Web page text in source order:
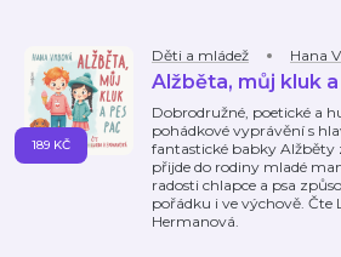
Děti a mládež Hana
Alžběta, můj kluk
Dobrodružné, poetické a
pohádkové vyprávění s
fantastické babky Alžběty
přijde do rodiny mladé
radosti chlapce a psa
pořádku i ve výchově. Čte
Hermanová.
189 KČ